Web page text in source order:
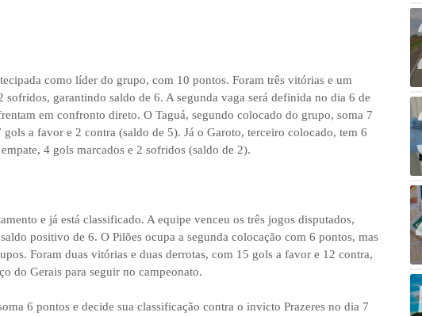
como líder do grupo, com 10 pontos. Foram três vitórias e um
sofridos, garantindo saldo de 6. A segunda vaga será definida no dia 6 de
em confronto direto. O Taguá, segundo colocado do grupo, soma 7
a favor e 2 contra (saldo de 5). Já o Garoto, terceiro colocado, tem 6
4 gols marcados e 2 sofridos (saldo de 2).
e já está classificado. A equipe venceu os três jogos disputados,
positivo de 6. O Pilões ocupa a segunda colocação com 6 pontos, mas
Foram duas vitórias e duas derrotas, com 15 gols a favor e 12 contra,
do Gerais para seguir no campeonato.
6 pontos e decide sua classificação contra o invicto Prazeres no dia 7